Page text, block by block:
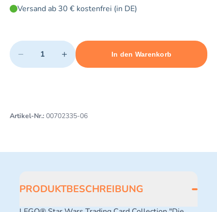
Versand ab 30 € kostenfrei (in DE)
Quantity
− +
Minimum quantity: 1 Maximum quantity: 3
In den Warenkorb
Add 1 item to cart
Artikel-Nr.: 00702335-06
PRODUKTBESCHREIBUNG